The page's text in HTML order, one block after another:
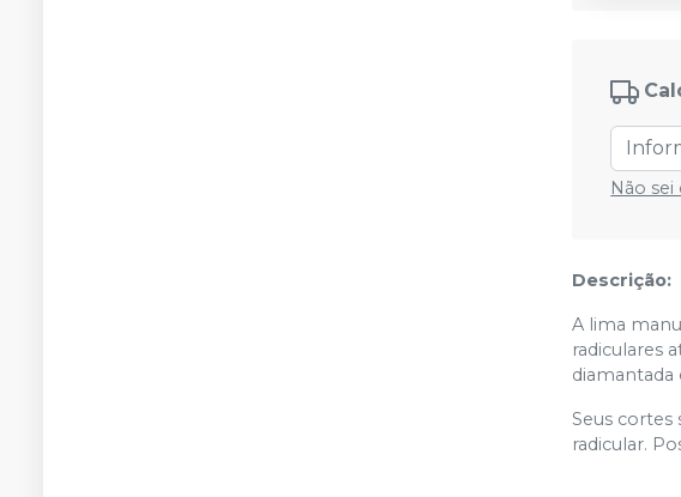
Não sei
Descrição:
A lima
radiculares
Seus
radicular.